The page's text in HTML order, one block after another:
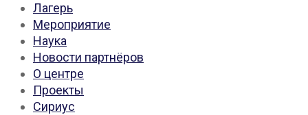
Лагерь
Мероприятие
Наука
Новости партнёров
О центре
Проекты
Сириус